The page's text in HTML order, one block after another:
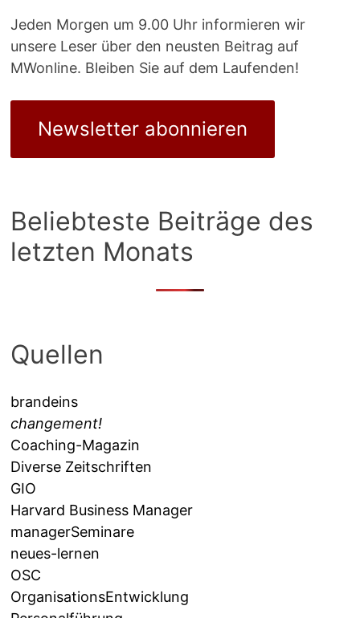
Jeden Morgen um 9.00 Uhr informieren wir
unsere Leser über den neusten Beitrag auf
MWonline. Bleiben Sie auf dem Laufenden!
Newsletter abonnieren
Beliebteste Beiträge des
letzten Monats
Quellen
brandeins
changement!
Coaching-Magazin
Diverse Zeitschriften
GIO
Harvard Business Manager
managerSeminare
neues-lernen
OSC
OrganisationsEntwicklung